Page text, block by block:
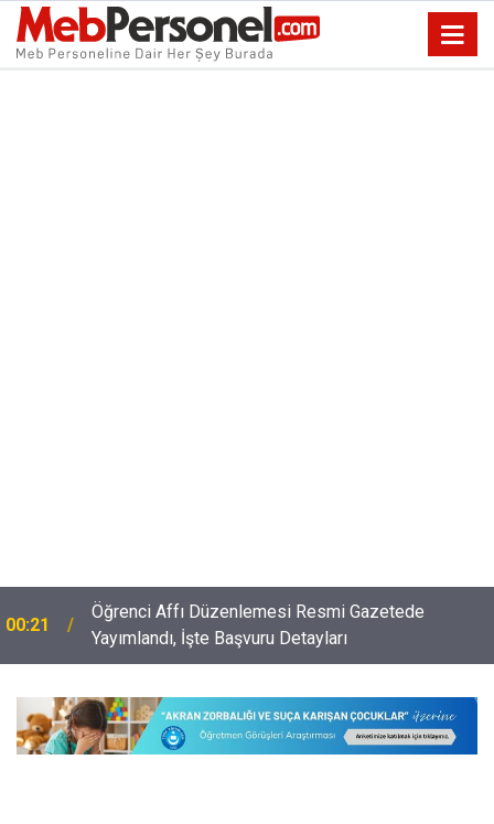
00:21
Öğrenci Affı Düzenlemesi Resmi Gazetede
Yayımlandı, İşte Başvuru Detayları